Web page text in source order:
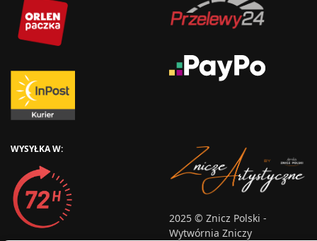
WYSYŁKA W:
2025 © Znicz Polski -
Wytwórnia Zniczy